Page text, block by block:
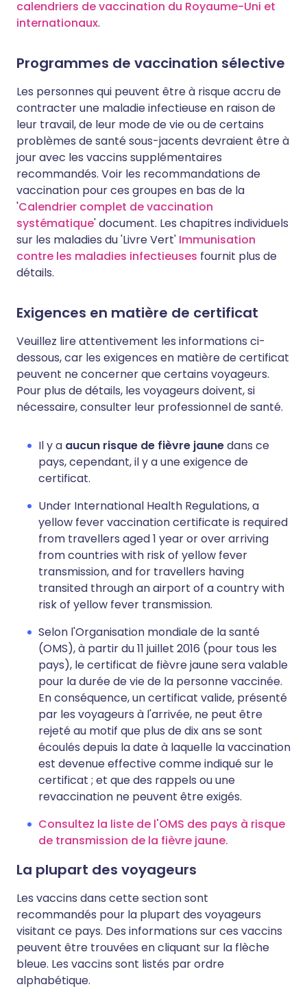
calendriers de vaccination du Royaume-Uni et
internationaux.
Programmes de vaccination sélective
Les personnes qui peuvent être à risque accru de
contracter une maladie infectieuse en raison de
leur travail, de leur mode de vie ou de certains
problèmes de santé sous-jacents devraient être à
jour avec les vaccins supplémentaires
recommandés. Voir les recommandations de
vaccination pour ces groupes en bas de la
'Calendrier complet de vaccination
systématique' document. Les chapitres individuels
sur les maladies du 'Livre Vert' Immunisation
contre les maladies infectieuses fournit plus de
détails.
Exigences en matière de certificat
Veuillez lire attentivement les informations ci-
dessous, car les exigences en matière de certificat
peuvent ne concerner que certains voyageurs.
Pour plus de détails, les voyageurs doivent, si
nécessaire, consulter leur professionnel de santé.
Il y a aucun risque de fièvre jaunedans ce
pays, cependant, il y a une exigence de
certificat.
Under International Health Regulations, a
yellow fever vaccination certificate is required
from travellers aged 1 year or over arriving
from countries with risk of yellow fever
transmission, and for travellers having
transited through an airport of a country with
risk of yellow fever transmission.
Selon l'Organisation mondiale de la santé
(OMS), à partir du 11 juillet 2016 (pour tous les
pays), le certificat de fièvre jaune sera valable
pour la durée de vie de la personne vaccinée.
En conséquence, un certificat valide, présenté
par les voyageurs à l'arrivée, ne peut être
rejeté au motif que plus de dix ans se sont
écoulés depuis la date à laquelle la vaccination
est devenue effective comme indiqué sur le
certificat ; et que des rappels ou une
revaccination ne peuvent être exigés.
Consultez la liste de l'OMS des pays à risque
de transmission de la fièvre jaune.
La plupart des voyageurs
Les vaccins dans cette section sont
recommandés pour la plupart des voyageurs
visitant ce pays. Des informations sur ces vaccins
peuvent être trouvées en cliquant sur la flèche
bleue. Les vaccins sont listés par ordre
alphabétique.